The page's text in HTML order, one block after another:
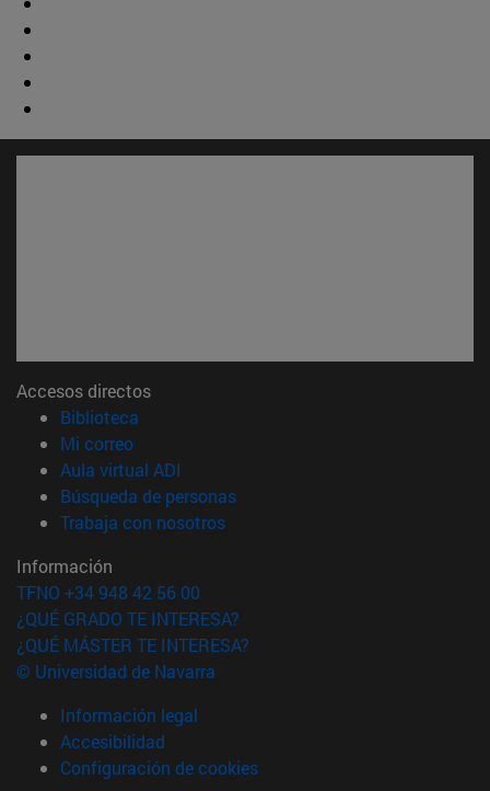
Accesos directos
Biblioteca
Mi correo(abre en nueva ventana)
Aula virtual ADI
Búsqueda de personas(abre en nueva ventana)
Trabaja con nosotros(abre en nueva ventana)
Información
TFNO +34 948 42 56 00
¿QUÉ GRADO TE INTERESA?
¿QUÉ MÁSTER TE INTERESA?
© Universidad de Navarra
Información legal
Accesibilidad
Configuración de cookies